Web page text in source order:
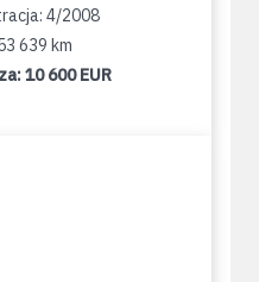
4/2008
639 km
10 600 EUR